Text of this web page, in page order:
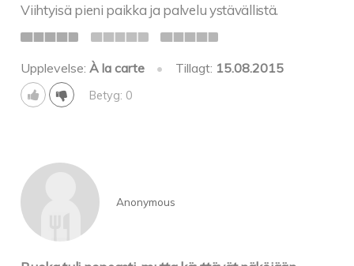
Viihtyisä pieni paikka ja palvelu ystävällistä.
Upplevelse:À la carte • Tillagt: 15.08.2015
Betyg: 0
Anonymous